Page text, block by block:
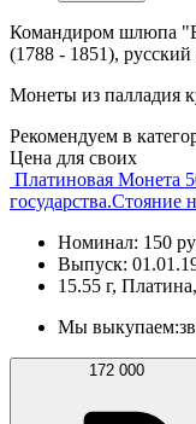
Командиром шлюпа
(1788 - 1851),
Монеты из палладия
Рекомендуем в
Цена для своих
Платиновая Монета
государства.Стояние
Номинал: 150
Выпуск:
15.55 г,
Мы выкупаем:
172 000